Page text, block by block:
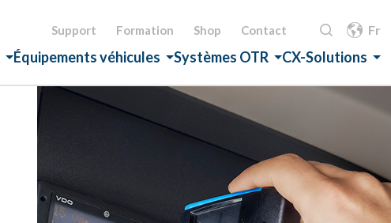
Support Formation Shop Contact Fr
Équipements véhicules Systèmes OTR CX-Solutions